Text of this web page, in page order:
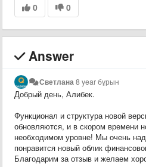
0 0
Answer
Светлана 8 year бұрын
Добрый день, Алибек.
Функционал и структура новой
обновляются, и в скором времени
необходимом уровне! Мы очень
понравится новый облик
Благодарим за отзыв и желаем